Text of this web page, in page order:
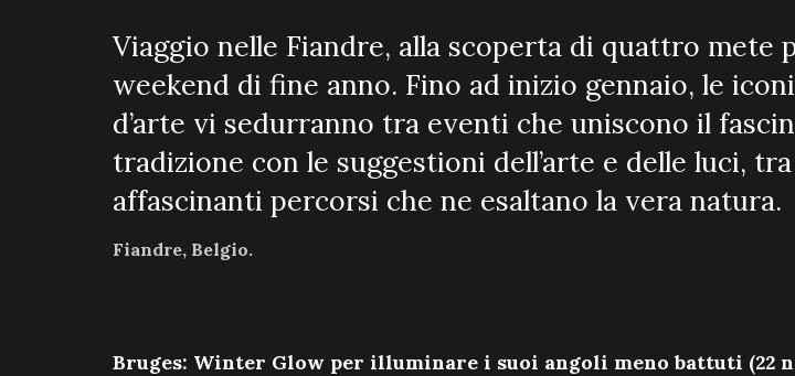
Viaggio nelle Fiandre, alla scoperta di quattro mete
weekend di fine anno. Fino ad inizio gennaio, le
d’arte vi sedurranno tra eventi che uniscono il
tradizione con le suggestioni dell’arte e delle luci, tra
affascinanti percorsi che ne esaltano la vera natura.
Fiandre, Belgio.
Bruges: Winter Glow per illuminare i suoi angoli meno battuti (22